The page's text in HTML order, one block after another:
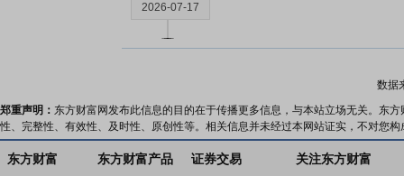
2026-07-17
2026-07-10
股权质押：截止2026年07月10
数据
郑重声明： 东方财富网发布此信息的目的在于传播更多信息，与本站立场无关。东
性、完整性、有效性、及时性、原创性等。相关信息并未经过本网站证实，不对您
东方财富 东方财富产品 证券交易 关注东方财富